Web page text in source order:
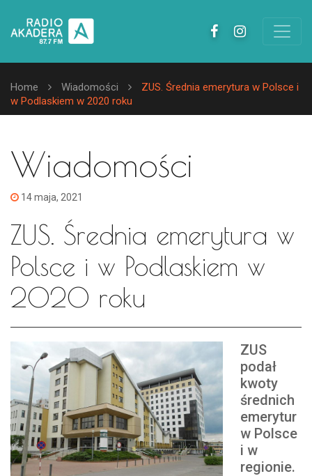
Home Wiadomości
ZUS. Średnia emerytura w Polsce i
w Podlaskiem w 2020 roku
Wiadomości
14 maja, 2021
ZUS. Średnia emerytura w
Polsce i w Podlaskiem w
2020 roku
ZUS
podał
kwoty
średnich
emerytur
w Polsce
i w
regionie.